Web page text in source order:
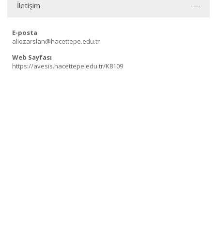
İletişim
E-posta
aliozarslan@hacettepe.edu.tr
Web Sayfası
https://avesis.hacettepe.edu.tr/K8109